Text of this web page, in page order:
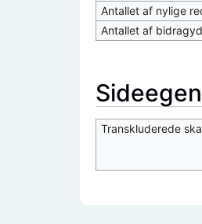
Antallet af nylige
Antallet af
Transkluderede